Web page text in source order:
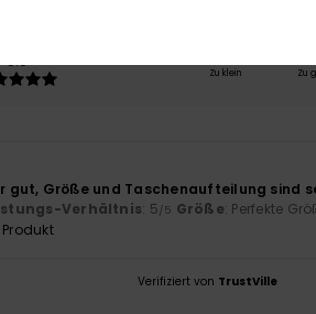
5.0
Zu klein Zu
gut, Größe und Taschenaufteilung sind
Verhältnis: 5 /5 Größe: Perfekte
Verifiziert von TrustVille